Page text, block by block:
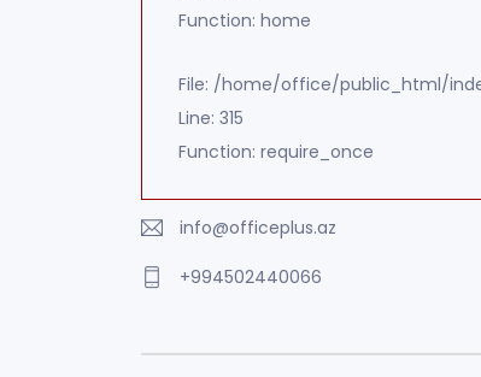
Function: home
File: /home/office/public_html/
Line: 315
Function: require_once
info@officeplus.az
+994502440066